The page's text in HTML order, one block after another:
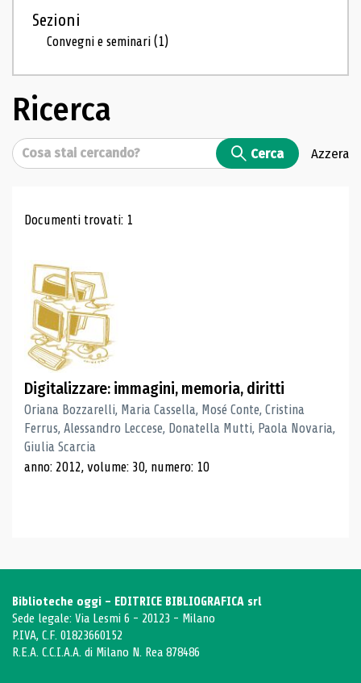
Sezioni
Convegni e seminari(1)
Ricerca
Cerca Cerca Azzera
Risultati di ricerca
Documenti trovati: 1
Digitalizzare: immagini, memoria, diritti
Oriana Bozzarelli, Maria Cassella, Mosé Conte, Cristina
Ferrus, Alessandro Leccese, Donatella Mutti, Paola Novaria,
Giulia Scarcia
anno: 2012, volume: 30, numero: 10
Biblioteche oggi - EDITRICE BIBLIOGRAFICA srl
Sede legale: Via Lesmi 6 - 20123 - Milano
P.IVA, C.F. 01823660152
R.E.A. C.C.I.A.A. di Milano N. Rea 878486